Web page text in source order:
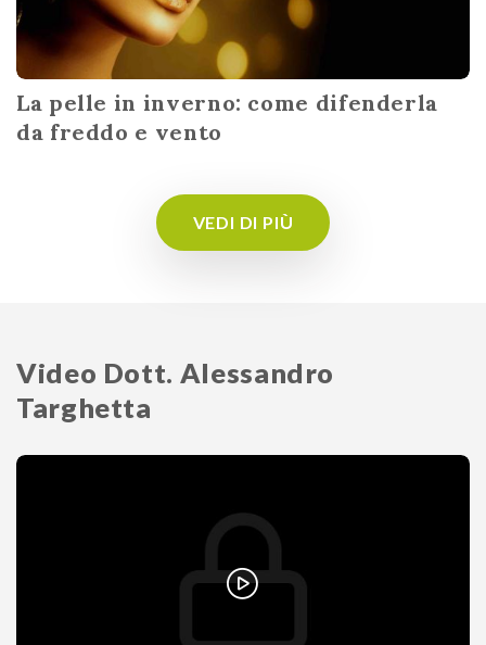
La pelle in inverno: come difenderla
da freddo e vento
VEDI DI PIÙ
Video Dott. Alessandro
Targhetta